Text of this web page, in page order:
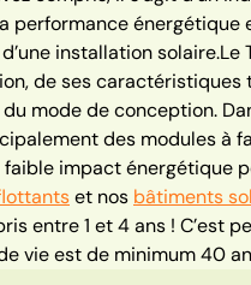
performance énergétique
installation solaire.Le
de ses caractéristiques
mode de conception.
des modules à
impact énergétique
et nos bâtiments
entre 1 et 4 ans ! C’est
vie est de minimum 40